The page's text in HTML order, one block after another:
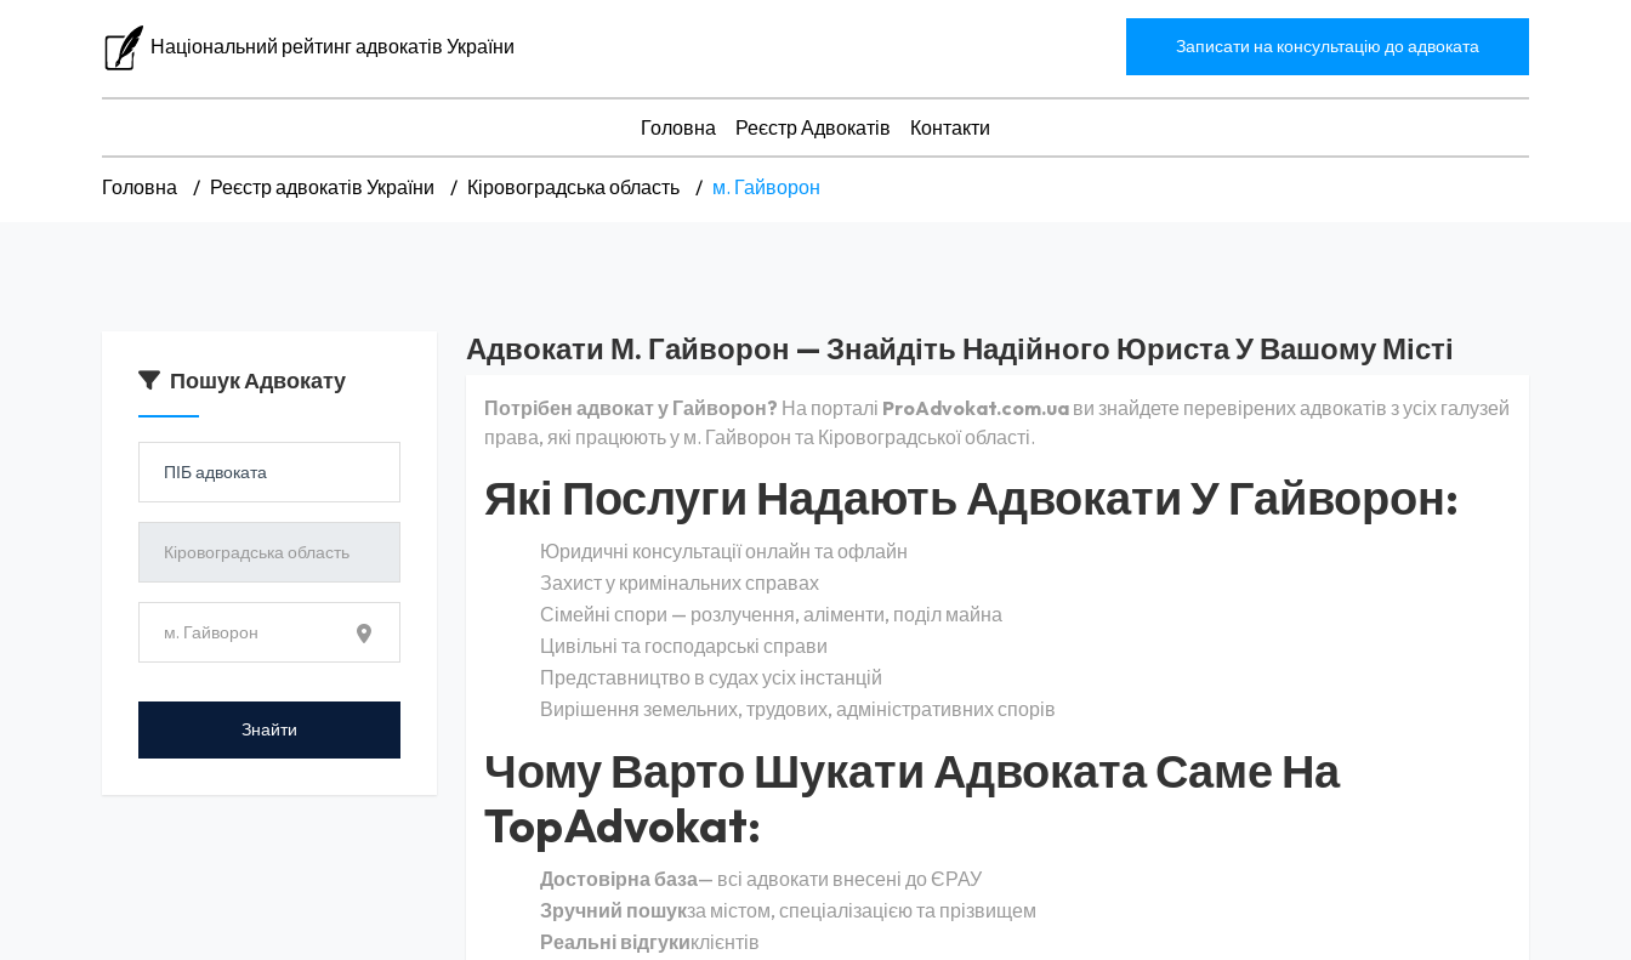
Національний рейтинг адвокатів України Записати на консультацію до адвоката
Головна Реєстр Адвокатів Контакти
Головна Реєстр адвокатів України Кіровоградська область м. Гайворон
Пошук Адвокату
Адвокати М. Гайворон — Знайдіть Надійного Юриста У Вашому Місті
Потрібен адвокат у Гайворон? На порталі ProAdvokat.com.ua ви знайдете перевірених адвокатів з усіх галузей
права, які працюють у м. Гайворон та Кіровоградської області.
Які Послуги Надають Адвокати У Гайворон:
Юридичні консультації онлайн та офлайн
Захист у кримінальних справах
Сімейні спори — розлучення, аліменти, поділ майна
Цивільні та господарські справи
Представництво в судах усіх інстанцій
Вирішення земельних, трудових, адміністративних спорів
Чому Варто Шукати Адвоката Саме На
TopAdvokat:
Достовірна база— всі адвокати внесені до ЄРАУ
Зручний пошукза містом, спеціалізацією та прізвищем
Реальні відгукиклієнтів